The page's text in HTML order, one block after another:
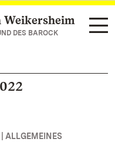
Weikersheim
DES BAROCK
ALLGEMEINES